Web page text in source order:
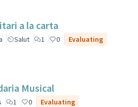
a la carta
Salut 1 0 Evaluating
Musical
1 0 Evaluating